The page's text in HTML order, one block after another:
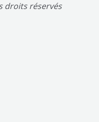
droits réservés